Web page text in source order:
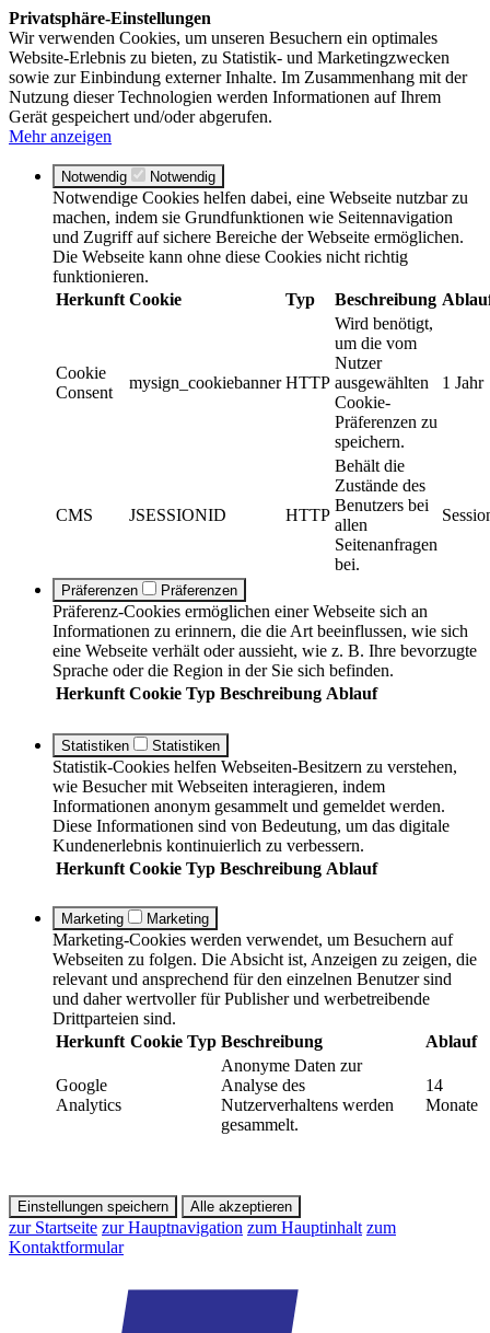
Privatsphäre-Einstellungen
Wir verwenden Cookies, um unseren Besuchern ein optimales
Website-Erlebnis zu bieten, zu Statistik- und Marketingzwecken
sowie zur Einbindung externer Inhalte. Im Zusammenhang mit der
Nutzung dieser Technologien werden Informationen auf Ihrem
Gerät gespeichert und/oder abgerufen.
Mehr anzeigen
Notwendig Notwendig
Notwendige Cookies helfen dabei, eine Webseite nutzbar zu
machen, indem sie Grundfunktionen wie Seitennavigation
und Zugriff auf sichere Bereiche der Webseite ermöglichen.
Die Webseite kann ohne diese Cookies nicht richtig
funktionieren.
Herkunft Cookie Typ Beschreibung
Cookie
Consent
mysign_cookiebanner HTTP
Wird benötigt,
um die vom
Nutzer
ausgewählten
Cookie-
Präferenzen zu
speichern.
1 Jahr
CMS JSESSIONID HTTP
Behält die
Zustände des
Benutzers bei
allen
Seitenanfragen
bei.
Präferenzen Präferenzen
Präferenz-Cookies ermöglichen einer Webseite sich an
Informationen zu erinnern, die die Art beeinflussen, wie sich
eine Webseite verhält oder aussieht, wie z. B. Ihre bevorzugte
Sprache oder die Region in der Sie sich befinden.
Herkunft Cookie Typ Beschreibung Ablauf
Statistiken Statistiken
Statistik-Cookies helfen Webseiten-Besitzern zu verstehen,
wie Besucher mit Webseiten interagieren, indem
Informationen anonym gesammelt und gemeldet werden.
Diese Informationen sind von Bedeutung, um das digitale
Kundenerlebnis kontinuierlich zu verbessern.
Herkunft Cookie Typ Beschreibung Ablauf
Marketing Marketing
Marketing-Cookies werden verwendet, um Besuchern auf
Webseiten zu folgen. Die Absicht ist, Anzeigen zu zeigen, die
relevant und ansprechend für den einzelnen Benutzer sind
und daher wertvoller für Publisher und werbetreibende
Drittparteien sind.
Herkunft Cookie Typ Beschreibung Ablauf
Google
Analytics
Anonyme Daten zur
Analyse des
Nutzerverhaltens werden
gesammelt.
14
Monate
Einstellungen speichern Alle akzeptieren
zur Startseite zur Hauptnavigation zum Hauptinhalt zum
Kontaktformular